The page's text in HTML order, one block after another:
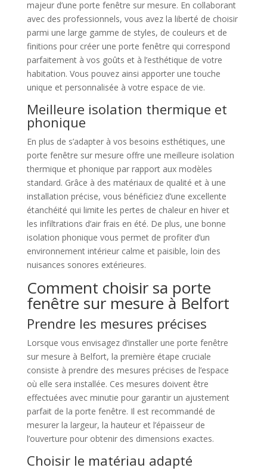
majeur d’une porte fenêtre sur mesure. En collaborant
avec des professionnels, vous avez la liberté de choisir
parmi une large gamme de styles, de couleurs et de
finitions pour créer une porte fenêtre qui correspond
parfaitement à vos goûts et à l’esthétique de votre
habitation. Vous pouvez ainsi apporter une touche
unique et personnalisée à votre espace de vie.
Meilleure isolation thermique et
phonique
En plus de s’adapter à vos besoins esthétiques, une
porte fenêtre sur mesure offre une meilleure isolation
thermique et phonique par rapport aux modèles
standard. Grâce à des matériaux de qualité et à une
installation précise, vous bénéficiez d’une excellente
étanchéité qui limite les pertes de chaleur en hiver et
les infiltrations d’air frais en été. De plus, une bonne
isolation phonique vous permet de profiter d’un
environnement intérieur calme et paisible, loin des
nuisances sonores extérieures.
Comment choisir sa porte
fenêtre sur mesure à Belfort
Prendre les mesures précises
Lorsque vous envisagez d’installer une porte fenêtre
sur mesure à Belfort, la première étape cruciale
consiste à prendre des mesures précises de l’espace
où elle sera installée. Ces mesures doivent être
effectuées avec minutie pour garantir un ajustement
parfait de la porte fenêtre. Il est recommandé de
mesurer la largeur, la hauteur et l’épaisseur de
l’ouverture pour obtenir des dimensions exactes.
Choisir le matériau adapté